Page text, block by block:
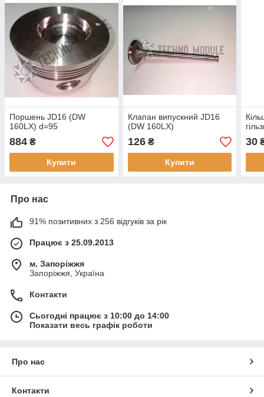
Поршень JD16 (DW
160LX) d=95
884 ₴
Купити
Клапан випускний JD16
(DW 160LX)
126₴
Купити
30
Про нас
91% позитивних з 256 відгуків за рік
Працює з 25.09.2013
м. Запоріжжя
Запоріжжя, Україна
Контакти
Сьогодні працює з 10:00 до 14:00
Показати весь графік роботи
Про нас
Контакти